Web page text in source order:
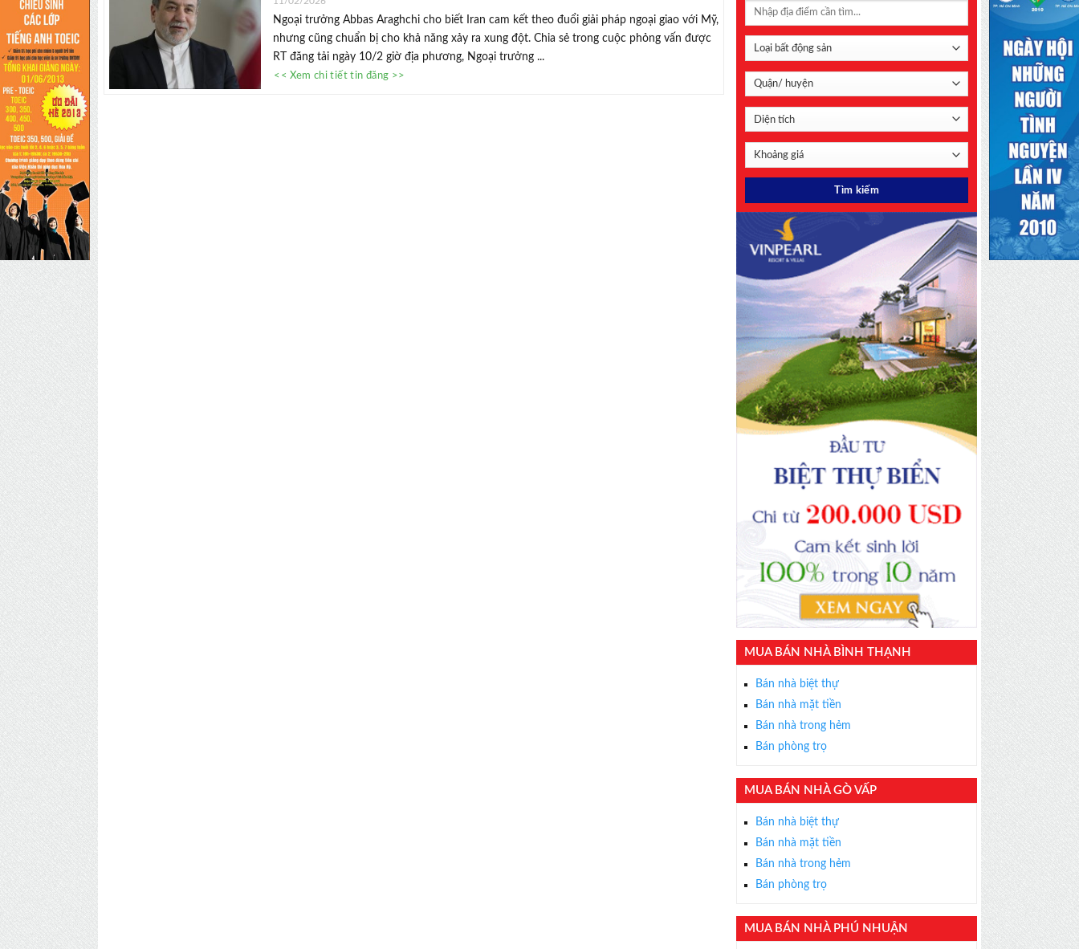
Với hơn 1000 căn nhà và 50 sales thân thiện, nhiệt tình,
×
Ngoại trưởng Abbas Araghchi cho biết Iran cam kết theo đuổi giải pháp ngoại giao với Mỹ,
nhưng cũng chuẩn bị cho khả năng xảy ra xung đột. Chia sẻ trong cuộc phỏng vấn được
RT đăng tải ngày 10/2 giờ địa phương, Ngoại trưởng ...
<< Xem chi tiết tin đăng >>
MUA BÁN NHÀ BÌNH THẠNH
Bán nhà biệt thự
Bán nhà mặt tiền
Bán nhà trong hẻm
Bán phòng trọ
MUA BÁN NHÀ GÒ VẤP
Bán nhà biệt thự
Bán nhà mặt tiền
Bán nhà trong hẻm
Bán phòng trọ
MUA BÁN NHÀ PHÚ NHUẬN